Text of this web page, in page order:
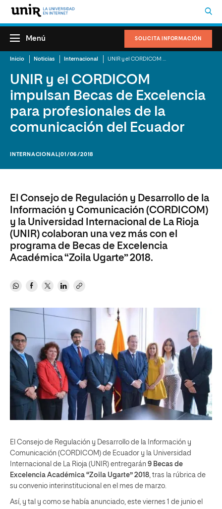
SOLICITA INFORMACIÓN
Menú
Inicio Noticias Internacional
UNIR y el CORDICOM
impulsan Becas de Excelencia
para profesionales de la
comunicación del Ecuador
INTERNACIONAL |01/06/2018
El Consejo de Regulación y Desarrollo de la
Información y Comunicación (CORDICOM)
y la Universidad Internacional de La Rioja
(UNIR) colaboran una vez más con el
programa de Becas de Excelencia
Académica “Zoila Ugarte” 2018.
El Consejo de Regulación y Desarrollo de la Información y
Comunicación (CORDICOM) de Ecuador y la Universidad
Internacional de La Rioja (UNIR) entregarán 9 Becas de
Excelencia Académica “Zoila Ugarte” 2018, tras la rúbrica de
su convenio interinstitucional en el mes de marzo.
Así, y tal y como se había anunciado, este viernes 1 de junio el